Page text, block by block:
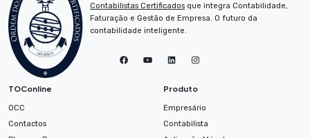
Contabilistas Certificados que integra Contabilidade,
Faturação e Gestão de Empresa. O futuro da
contabilidade inteligente.
TOConline
OCC
Contactos
Produto
Empresário
Contabilista